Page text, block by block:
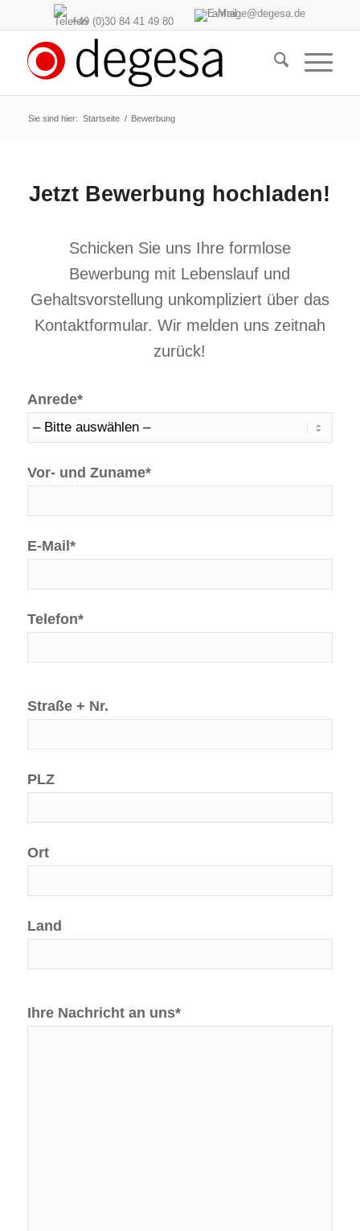
+49 (0)30 84 41 49 80
anfrage@degesa.de
Sie sind hier: Startseite / Bewerbung
Jetzt Bewerbung hochladen!
Schicken Sie uns Ihre formlose
Bewerbung mit Lebenslauf und
Gehaltsvorstellung unkompliziert über das
Kontaktformular. Wir melden uns zeitnah
zurück!
Anrede*
Vor- und Zuname*
E-Mail*
Telefon*
Straße + Nr.
PLZ
Ort
Land
Ihre Nachricht an uns*